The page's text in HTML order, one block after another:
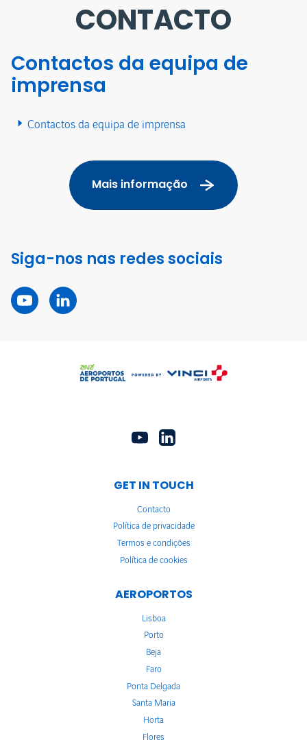
CONTACTO
Contactos da equipa de
imprensa
Contactos da equipa de imprensa
Mais informação
Siga-nos nas redes sociais
GET IN TOUCH
Contacto
Política de privacidade
Termos e condições
Política de cookies
AEROPORTOS
Lisboa
Porto
Beja
Faro
Ponta Delgada
Santa Maria
Horta
Flores